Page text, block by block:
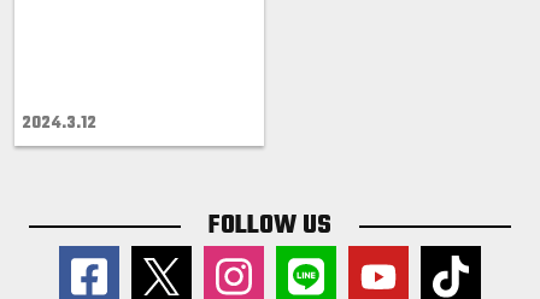
2024.3.12
FOLLOW US